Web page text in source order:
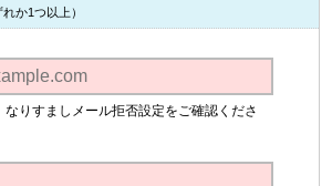
れか1つ以上）
りすましメール拒否設定をご確認くださ